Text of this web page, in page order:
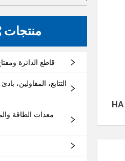
منتجات
قاطع الدائرة
التتابع، المقاولين،
معدات الطاقة